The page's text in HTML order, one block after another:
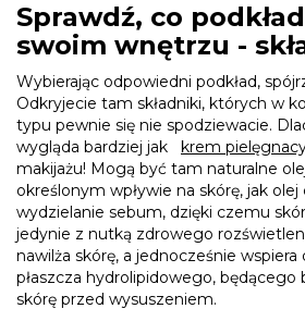
Sprawdź, co
swoim wnętrzu -
Wybierając odpowiedni podkład,
Odkryjecie tam składniki, których w
typu pewnie się nie spodziewacie.
wygląda bardziej jak
krem
makijażu! Mogą być tam naturalne
określonym wpływie na skórę, jak
wydzielanie sebum, dzięki czemu
jedynie z nutką zdrowego
nawilża skórę, a jednocześnie wspiera
płaszcza hydrolipidowego, będącego
skórę przed wysuszeniem.